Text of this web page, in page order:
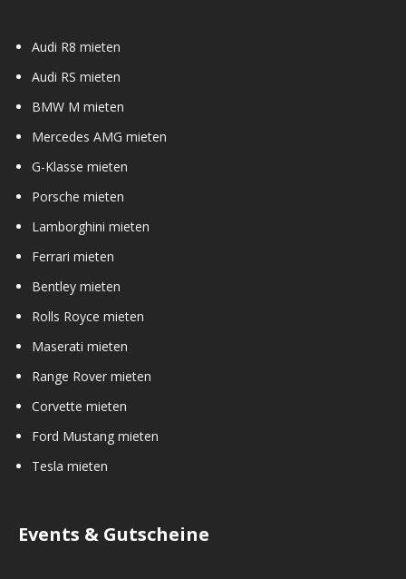
Audi R8 mieten
Audi RS mieten
BMW M mieten
Mercedes AMG mieten
G-Klasse mieten
Porsche mieten
Lamborghini mieten
Ferrari mieten
Bentley mieten
Rolls Royce mieten
Maserati mieten
Range Rover mieten
Corvette mieten
Ford Mustang mieten
Tesla mieten
Events & Gutscheine